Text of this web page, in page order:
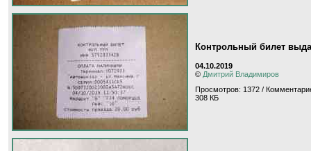
Контрольный билет
04.10.2019
© Дмитрий Владимиров
Просмотров: 1372 /
308 КБ